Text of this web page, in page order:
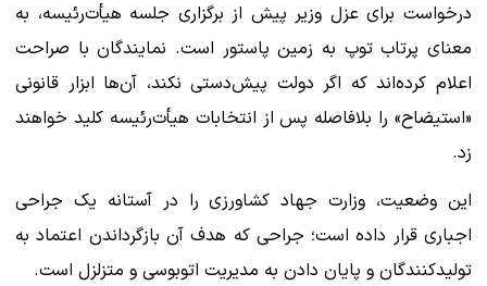
درخواست برای عزل وزیر پیش از برگزاری جلسه هیأت‌رئیسه، به
معنای پرتاب توپ به زمین پاستور است. نمایندگان با صراحت
اعلام کرده‌اند که اگر دولت پیش‌دستی نکند، آن‌ها ابزار قانونی
«استیضاح» را بلافاصله پس از انتخابات هیأت‌رئیسه کلید خواهند
زد.
این وضعیت، وزارت جهاد کشاورزی را در آستانه یک جراحی
اجباری قرار داده است؛ جراحی که هدف آن بازگرداندن اعتماد به
تولیدکنندگان و پایان دادن به مدیریت‌ اتوبوسی و متزلزل است.